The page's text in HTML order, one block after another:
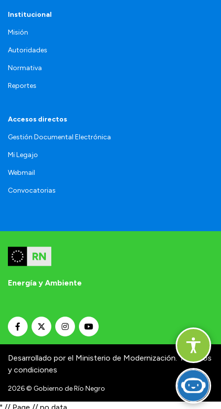
Institucional
Misión
Autoridades
Normativa
Reportes
Accesos directos
Gestión Documental Electrónica
Mi Legajo
Webmail
Convocatorias
Energía y Ambiente
Desarrollado por el Ministerio de Modernización. Términos
y condiciones
2026© Gobierno de Río Negro